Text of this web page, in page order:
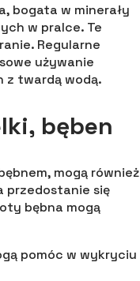
bogata w minerały
w pralce. Te
Regularne
używanie
z twardą wodą.
bęben
mogą również
przedostanie się
bębna mogą
pomóc w wykryciu